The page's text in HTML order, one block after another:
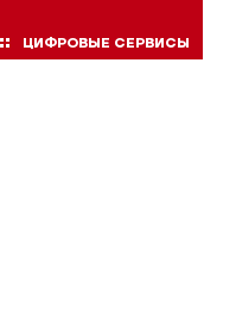
ЦИФРОВЫЕ СЕРВИСЫ